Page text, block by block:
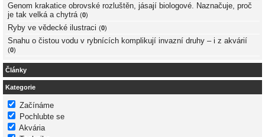
Genom krakatice obrovské rozluštěn, jásají biologové. Naznačuje, proč
je tak velká a chytrá (0)
Ryby ve vědecké ilustraci (0)
Snahu o čistou vodu v rybnících komplikují invazní druhy – i z akvárií
(0)
Články
Kategorie
Začínáme
Pochlubte se
Akvária